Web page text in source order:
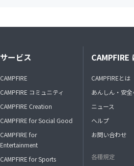
サービス
CAMPFIRE
CAMPFIRE コミュニティ
CAMPFIRE Creation
CAMPFIRE for Social Good
CAMPFIRE for
Entertainment
CAMPFIRE for Sports
CAMPFIRE
CAMPFIREとは
あんしん・安
ニュース
ヘルプ
お問い合わせ
各種規定